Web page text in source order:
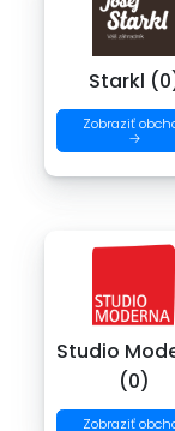
Starkl
Zobraziť
→
Studio
(0)
Zobraziť